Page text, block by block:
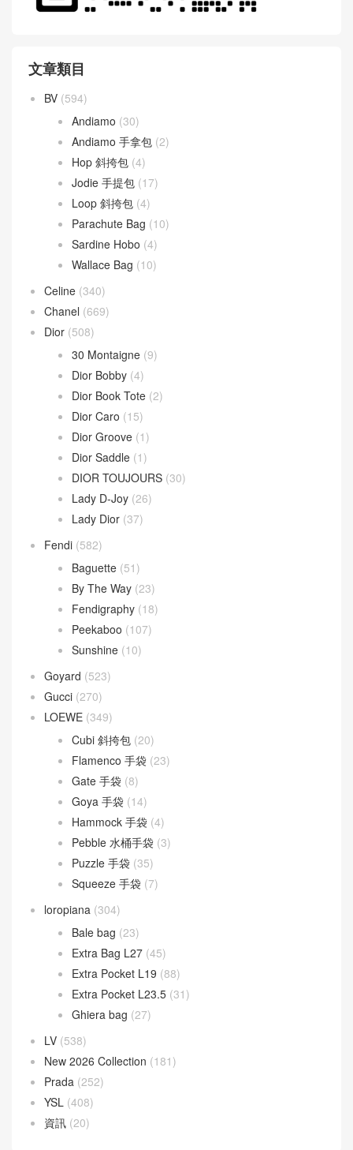
文章類目
(594)
Andiamo (30)
Andiamo 手拿包(2)
Hop 斜挎包
Jodie 手提包
Loop 斜挎包
Parachute Bag(10)
Sardine Hobo(4)
Wallace Bag(10)
Celine(340)
Chanel(669)
Dior
(508)
30 Montaigne(9)
Dior Bobby (4)
Dior Book Tote
Dior Caro
Dior Groove(1)
Dior Saddle(1)
DIOR TOUJOURS
Lady D-Joy(26)
Lady Dior (37)
Fendi(582)
Baguette
By The Way
Fendigraphy (18)
Peekaboo (107)
Sunshine(10)
Goyard(523)
Gucci (270)
LOEWE(349)
Cubi 斜挎包 (20)
Flamenco 手袋(23)
Gate 手袋
Goya 手袋(14)
Hammock 手袋(4)
Pebble 水桶手袋(3)
Puzzle 手袋(35)
Squeeze 手袋(7)
loropiana
Bale bag(23)
Extra Bag L27
Extra Pocket L19
Extra Pocket L23.5